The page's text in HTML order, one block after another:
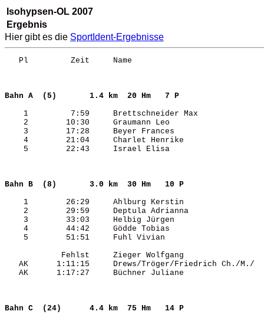
Isohypsen-OL 2007
Ergebnis
Hier gibt es die SportIdent-Ergebnisse
Pl         Zeit     Name
Bahn A  (5)
1.4 km  20 Hm   7 P
1         7:59     Brettschneider Max
2        10:30     Graumann Leo
3        17:28     Beyer Frances
4        21:04     Charlet Henrike
5        22:43     Israel Elisa
Bahn B  (8)
3.0 km  30 Hm   10 P
1        26:29     Ahlburg Kerstin
2        29:59     Deptula Adrianna
3        33:03     Helbig Jürgen
4        44:42     Gödde Tobias
5        51:51     Fuhl Vivian
Fehlst     Zieger Wolfgang
AK      1:11:15     Drews/Tröger/Friedrich
AK      1:17:27     Büchner Juliane
Bahn C  (24)
4.4 km  75 Hm   14 P